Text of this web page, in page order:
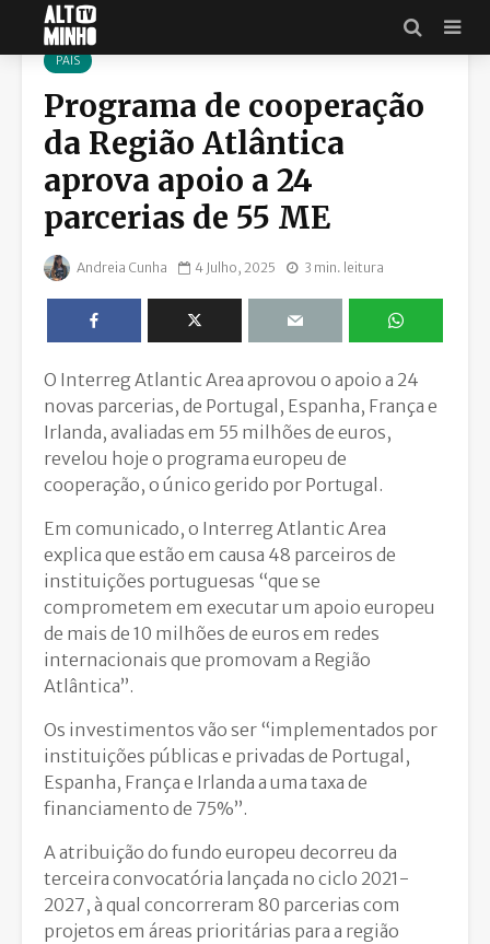
PAÍS
Programa de cooperação
da Região Atlântica
aprova apoio a 24
parcerias de 55 ME
Andreia Cunha 4 Julho, 2025 3 min. leitura
O Interreg Atlantic Area aprovou o apoio a 24
novas parcerias, de Portugal, Espanha, França e
Irlanda, avaliadas em 55 milhões de euros,
revelou hoje o programa europeu de
cooperação, o único gerido por Portugal.
Em comunicado, o Interreg Atlantic Area
explica que estão em causa 48 parceiros de
instituições portuguesas “que se
comprometem em executar um apoio europeu
de mais de 10 milhões de euros em redes
internacionais que promovam a Região
Atlântica”.
Os investimentos vão ser “implementados por
instituições públicas e privadas de Portugal,
Espanha, França e Irlanda a uma taxa de
financiamento de 75%”.
A atribuição do fundo europeu decorreu da
terceira convocatória lançada no ciclo 2021-
2027, à qual concorreram 80 parcerias com
projetos em áreas prioritárias para a região